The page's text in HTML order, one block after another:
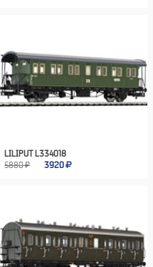
LILIPUT L334018
5880 ₽
3920